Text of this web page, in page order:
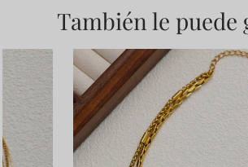
También le puede